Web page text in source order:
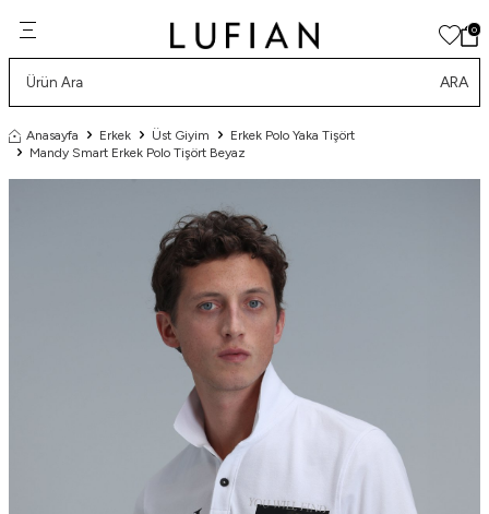
0
ARA
Anasayfa Erkek Üst Giyim
Erkek Polo Yaka Tişört
Mandy Smart Erkek Polo Tişört Beyaz